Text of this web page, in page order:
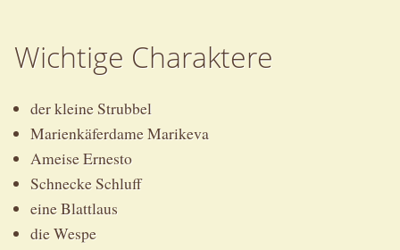
Wichtige Charaktere
der kleine Strubbel
Marienkäferdame Marikeva
Ameise Ernesto
Schnecke Schluff
eine Blattlaus
die Wespe